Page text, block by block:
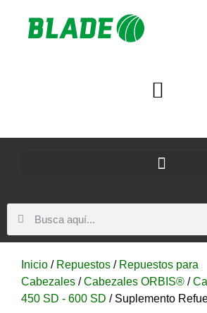
Inicio / Repuestos / Repuestos para
Cabezales /Cabezales ORBIS® /
450 SD - 600 SD / Suplemento